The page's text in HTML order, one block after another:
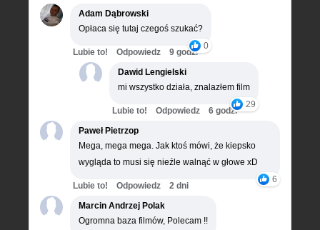
Adam Dąbrowski
Opłaca się tutaj czegoś szukać?
0
Lubie to! Odpowiedz
9 godz.
Dawid Lengielski
mi wszystko działa, znalazłem film
29
Lubie to! Odpowiedz
6 godz.
Paweł Pietrzop
Mega, mega mega. Jak ktoś mówi, że kiepsko
wygląda to musi się nieźle walnąć w głowe xD
6
Lubie to! Odpowiedz
2 dni
Marcin Andrzej Polak
Ogromna baza filmów, Polecam !!